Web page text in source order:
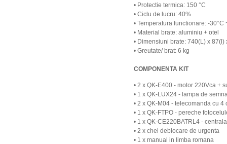
• Protectie termica: 150 °C
• Ciclu de lucru: 40%
• Temperatura functionare: -30°C
• Material brate: aluminiu + otel
• Dimensiuni brate: 740(L) x 87(l)
• Greutate/ brat: 6 kg
COMPONENTA KIT
• 2 x QK-E400 - motor 220Vca +
• 1 x QK-LUX24 - lampa de
• 2 x QK-M04 - telecomanda cu 4
• 1 x QK-FTPO - pereche
• 1 x QK-CE220BATRL4 -
• 2 x chei deblocare de urgenta
• 1 x manual in limba romana